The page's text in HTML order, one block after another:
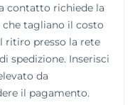
contatto richiede la
tagliano il costo
ritiro presso la rete
spedizione. Inserisci
da
il pagamento.